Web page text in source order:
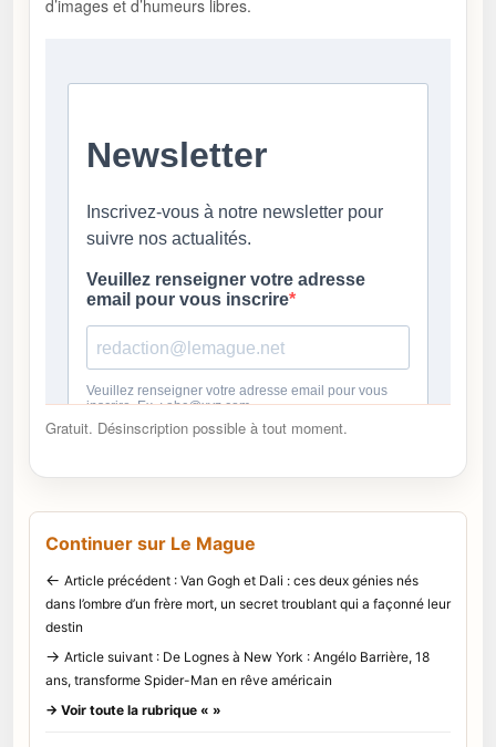
d’images et d’humeurs libres.
Gratuit. Désinscription possible à tout moment.
Continuer sur Le Mague
← Article précédent : Van Gogh et Dali : ces deux génies nés
dans l’ombre d’un frère mort, un secret troublant qui a façonné leur
destin
→ Article suivant : De Lognes à New York : Angélo Barrière, 18
ans, transforme Spider-Man en rêve américain
→ Voir toute la rubrique « »